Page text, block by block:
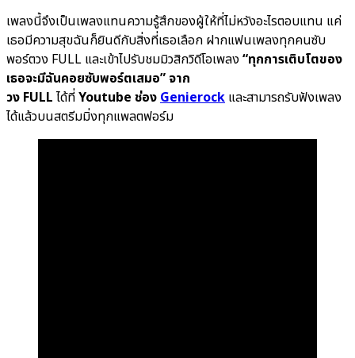
เพลงนี้จึงเป็นเพลงแทนความรู้สึกของผู้ให้ที่ไม่หวังอะไรตอบแทน แค่
เธอมีความสุขฉันก็ยินดีกับสิ่งที่เธอเลือก ฝากแฟนเพลงทุกคนซับ
พอร์ตวง FULL และเข้าไปรับชมมิวสิกวิดีโอเพลง“ทุกการเติบโตของ
เธอจะมีฉันคอยซับพอร์ตเสมอ” จาก
วง FULL ได้ที่Youtube ช่องGenierock และสามารถรับฟังเพลง
ได้แล้วบนสตรีมมิ่งทุกแพลตฟอร์ม